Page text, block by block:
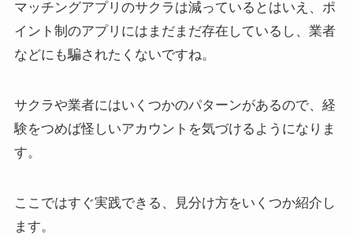
マッチングアプリのサクラは減っているとはいえ、ポ
イント制のアプリにはまだまだ存在しているし、業者
などにも騙されたくないですね。
サクラや業者にはいくつかのパターンがあるので、経
験をつめば怪しいアカウントを気づけるようになりま
す。
ここではすぐ実践できる、見分け方をいくつか紹介し
ます。